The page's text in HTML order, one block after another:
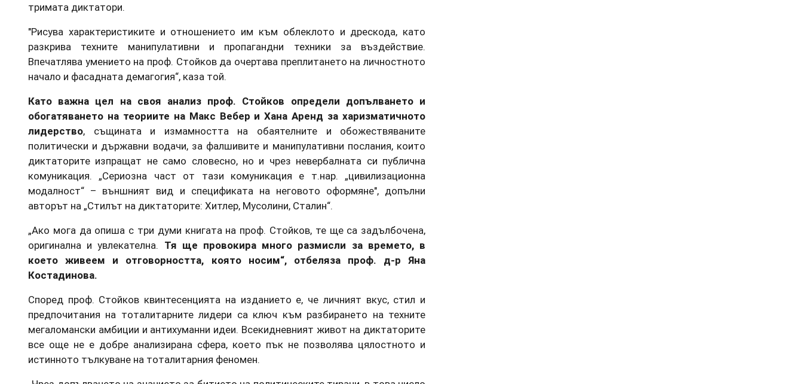
тримата диктатори.
"Рисува характеристиките и отношението им към облеклото и дрескода, като
разкрива техните манипулативни и пропагандни техники за въздействие.
Впечатлява умението на проф. Стойков да очертава преплитането на личностното
начало и фасадната демагогия“, каза той.
Като важна цел на своя анализ проф. Стойков определи допълването и
обогатяването на теориите на Макс Вебер и Хана Аренд за харизматичното
лидерство, същината и измамността на обаятелните и обожествяваните
политически и държавни водачи, за фалшивите и манипулативни послания, които
диктаторите изпращат не само словесно, но и чрез невербалната си публична
комуникация. „Сериозна част от тази комуникация е т.нар. „цивилизационна
модалност“ – външният вид и спецификата на неговото оформяне", допълни
авторът на „Стилът на диктаторите: Хитлер, Мусолини, Сталин“.
„Ако мога да опиша с три думи книгата на проф. Стойков, те ще са задълбочена,
оригинална и увлекателна. Тя ще провокира много размисли за времето, в
което живеем и отговорността, която носим“, отбеляза проф. д-р Яна
Костадинова.
Според проф. Стойков квинтесенцията на изданието е, че личният вкус, стил и
предпочитания на тоталитарните лидери са ключ към разбирането на техните
мегаломански амбиции и антихуманни идеи. Всекидневният живот на диктаторите
все още не е добре анализирана сфера, което пък не позволява цялостното и
истинното тълкуване на тоталитарния феномен.